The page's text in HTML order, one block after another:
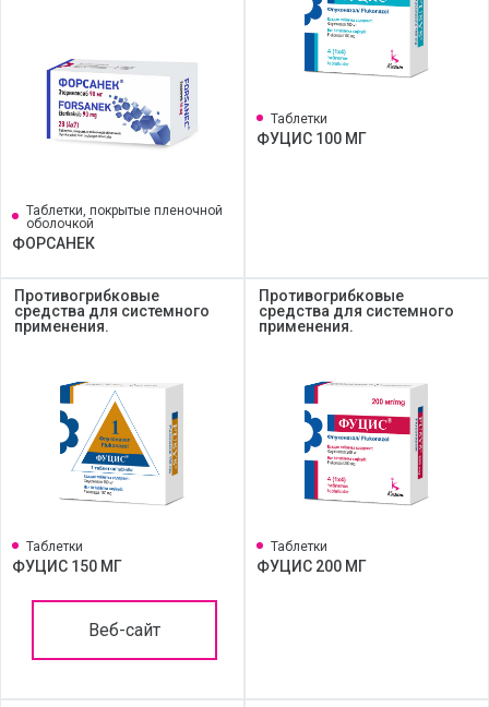
Таблетки, покрытые пленочной
оболочкой
ФОРСАНЕК
Таблетки
ФУЦИС 100 МГ
Противогрибковые
средства для системного
применения.
Таблетки
ФУЦИС 150 МГ
Веб-сайт
Противогрибковые
средства для системного
применения.
Таблетки
ФУЦИС 200 МГ